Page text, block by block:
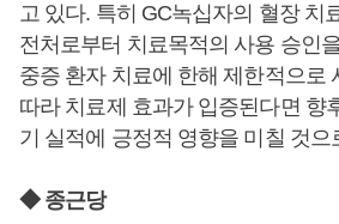
고 있다. 특히 GC녹십자의 혈장 치
전처로부터 치료목적의 사용 승인
중증 환자 치료에 한해 제한적으로
따라 치료제 효과가 입증된다면 향
기 실적에 긍정적 영향을 미칠 것으
◆ 종근당